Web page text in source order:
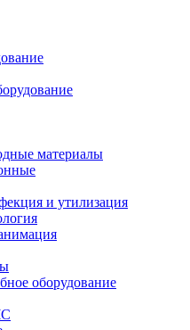
материалы
и утилизация
оборудование